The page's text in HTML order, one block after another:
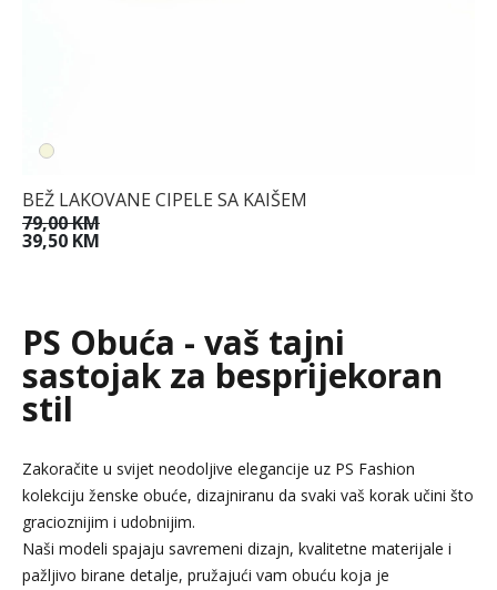
BEŽ LAKOVANE CIPELE SA KAIŠEM
79,00 KM
39,50 KM
PS Obuća - vaš tajni
sastojak za besprijekoran
stil
Zakoračite u svijet neodoljive elegancije uz PS Fashion
kolekciju ženske obuće, dizajniranu da svaki vaš korak učini što
gracioznijim i udobnijim.
Naši modeli spajaju savremeni dizajn, kvalitetne materijale i
pažljivo birane detalje, pružajući vam obuću koja je